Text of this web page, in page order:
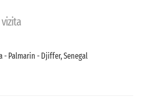
- Palmarin - Djiffer, Senegal